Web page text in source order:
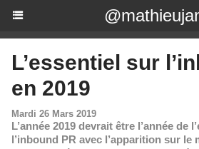
L’essentiel sur
en 2019
Mardi 26 Mars 2019
L’année 2019 devrait être l’année de
l’inbound PR avec l’apparition sur le